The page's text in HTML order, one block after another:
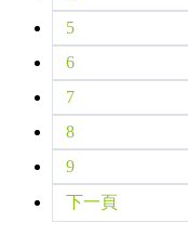
5
6
7
8
9
下一頁